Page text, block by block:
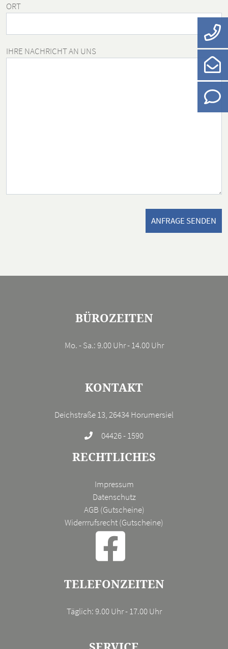
ORT
BITTE NICHT AUSFÜLLEN.
IHRE NACHRICHT AN UNS
ANFRAGE SENDEN
BÜROZEITEN
Mo. - Sa.: 9.00 Uhr - 14.00 Uhr
KONTAKT
Deichstraße 13, 26434 Horumersiel
04426 - 1590
RECHTLICHES
Impressum
Datenschutz
AGB (Gutscheine)
Widerrrufsrecht (Gutscheine)
TELEFONZEITEN
Täglich: 9.00 Uhr - 17.00 Uhr